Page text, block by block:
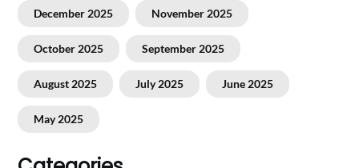
December 2025 November 2025
October 2025 September 2025
August 2025 July 2025 June 2025
May 2025